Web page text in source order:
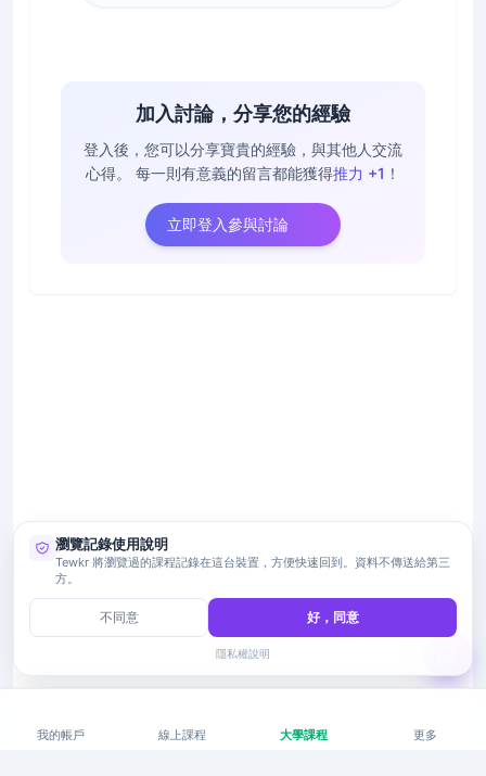
加入討論，分享您的經驗
登入後，您可以分享寶貴的經驗，與其他人交流
心得。
每一則有意義的留言都能獲得推力 +1 ！
立即登入參與討論
我的帳戶 線上課程 大學課程 更多
瀏覽記錄使用說明
Tewkr 將瀏覽過的課程記錄在這台裝置，方便快速回到。資料不傳送給第三
方。
不同意 好，同意
隱私權說明